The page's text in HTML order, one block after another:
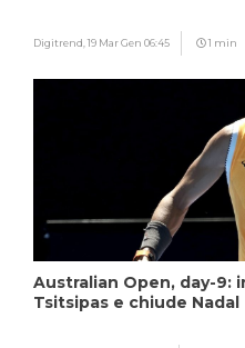
Digitrend,19 Mar Gen 06:45 1 min
Australian Open, day-9:
Tsitsipas e chiude Nadal